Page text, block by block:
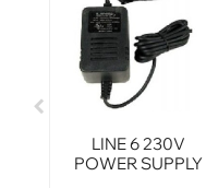
LINE 6 230V
POWER SUPPLY